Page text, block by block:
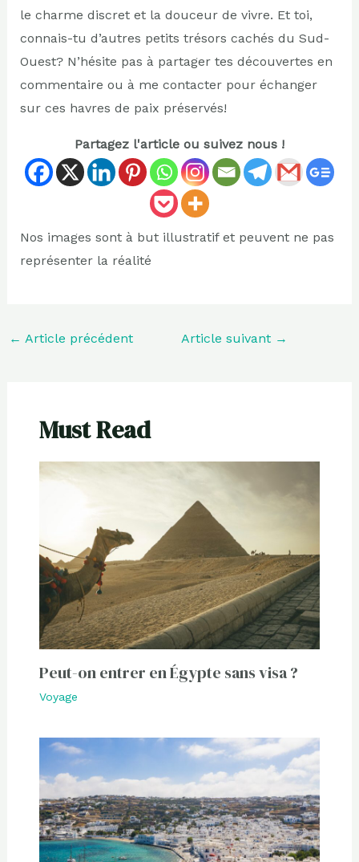
le charme discret et la douceur de vivre. Et toi,
connais-tu d’autres petits trésors cachés du Sud-
Ouest? N’hésite pas à partager tes découvertes en
commentaire ou à me contacter pour échanger
sur ces havres de paix préservés!
Partagez l'article ou suivez nous !
Nos images sont à but illustratif et peuvent ne pas
représenter la réalité
← Article précédent Article suivant →
Must Read
Peut-on entrer en Égypte sans visa ?
Voyage